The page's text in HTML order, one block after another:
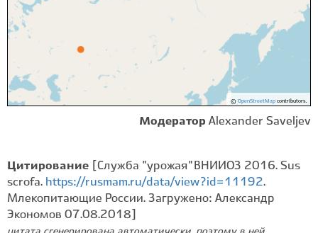
© OpenStreetMapcontributors.
Модератор Alexander Saveljev
Цитирование
[Служба "урожая" ВНИИОЗ 2016. Sus
scrofa. https://rusmam.ru/data/view?id=11192.
Млекопитающие России. Загружено: Александр
Экономов 07.08.2018]